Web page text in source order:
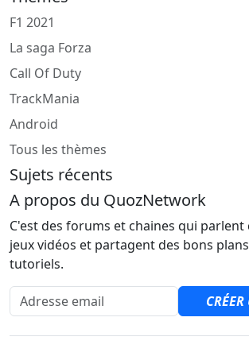
F1 2021
La saga Forza
Call Of Duty
TrackMania
Android
Tous les thèmes
Sujets récents
A propos du QuozNetwork
C'est des forums et chaines qui
jeux vidéos et partagent des bons
tutoriels.
Adresse email